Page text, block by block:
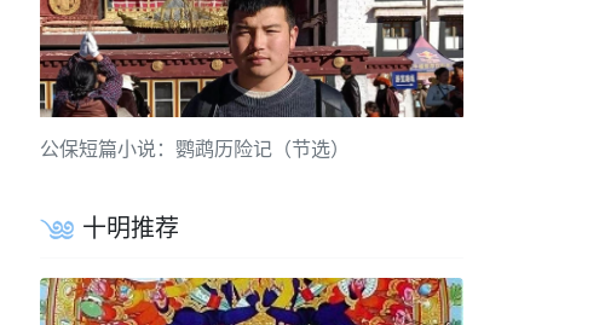
公保短篇小说：鹦鹉历险记（节选）
十明推荐